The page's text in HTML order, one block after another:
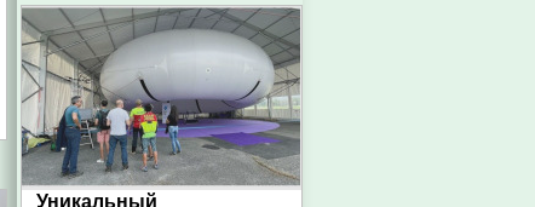
Уникальный